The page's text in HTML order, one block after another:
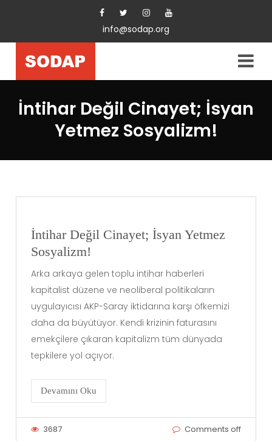
info@sodap.org
İntihar Değil Cinayet; İsyan
Yetmez Sosyalizm!
İntihar Değil Cinayet; İsyan Yetmez
Sosyalizm!
Arka arkaya gelen toplu intihar haberleri
kapitalist düzene ve neoliberal politikaların
uygulayıcısı AKP-Saray iktidarına karşı öfkemizi
daha da büyütüyor. Kendi krizinin faturasını
emekçilere çıkaran kapitalizm tüm dünyada
tepkilere yol açıyor.
Devamını Oku
3687 Comments off